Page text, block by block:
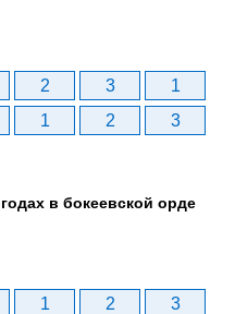
2 3
1
1 2
3
в бокеевской орде
1 2
3